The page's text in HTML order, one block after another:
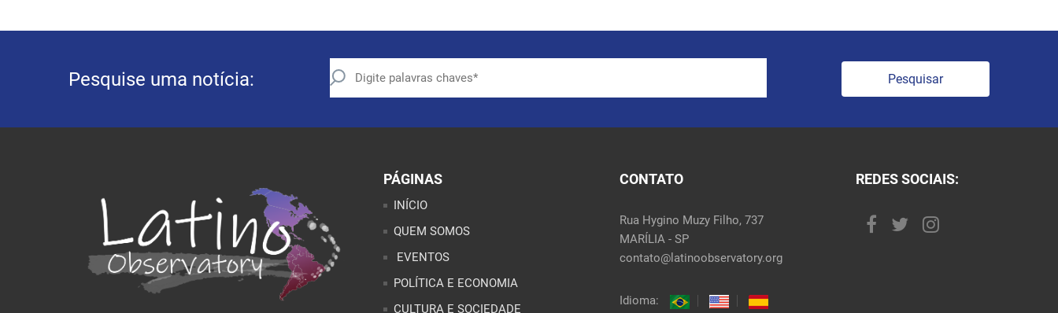
Pesquise uma notícia: Pesquisar
PÁGINAS
INÍCIO
QUEM SOMOS
EVENTOS
POLÍTICA E ECONOMIA
CULTURA E SOCIEDADE
CONTATO
Rua Hygino Muzy Filho, 737
MARÍLIA - SP
contato@latinoobservatory.org
Idioma:
REDES SOCIAIS: